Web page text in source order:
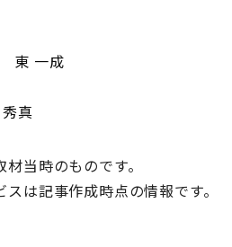
東 一成
真
当時のものです。
は記事作成時点の情報です。